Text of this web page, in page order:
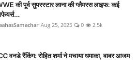
की पूर्व सुपरस्टार लाना की ग्लैमरस लाइफ: कई
Aug 25, 2025 0 2.5k
वनडे रैंकिंग: रोहित शर्मा ने मचाया धमाका, बाबर आजम